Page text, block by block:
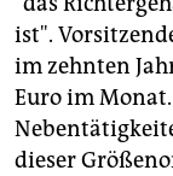
ist".
im zehnten
Euro im
dieser